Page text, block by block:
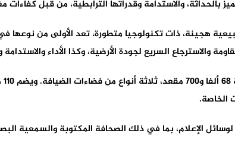
بالحداثة، والاستدامة وقدراتها الترابطية، من قبل كفاءات
هجينة، ذات تكنولوجيا متطورة، تعد الأولى من نوعها
والاسترجاع السريع لجودة الأرضية، وكذا الأداء
الإعلام، بما في ذلك الصحافة المكتوبة والسمعية